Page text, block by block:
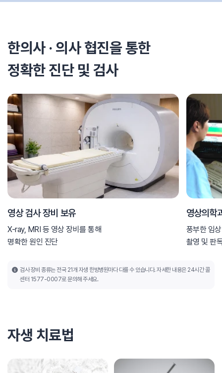
한의사 · 의사 협진을 통한
정확한 진단 및 검사
영상 검사 장비 보유
X-ray, MRI 등 영상 장비를 통해
명확한 원인 진단
영상의학
풍부한 임
촬영 및 판
검사 장비 종류는 전국 21개 자생 한방병원마다 다를 수 있습니다. 자세한 내용은 24시간 콜
센터 1577-0007로 문의해 주세요.
자생 치료법